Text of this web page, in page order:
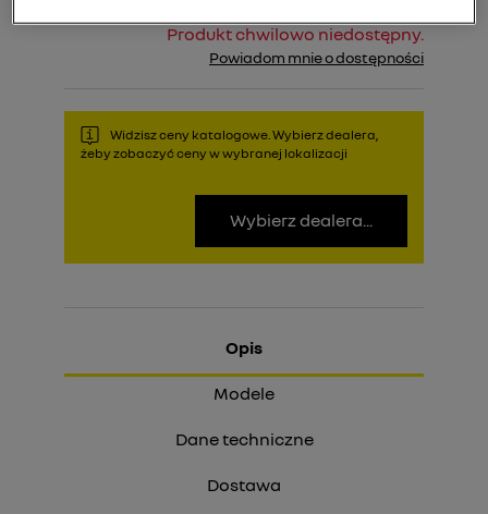
Produkt chwilowo niedostępny.
Powiadom mnie o dostępności
Widzisz ceny katalogowe. Wybierz dealera,
żeby zobaczyć ceny w wybranej lokalizacji
Wybierz dealera...
Opis
Modele
Dane techniczne
Dostawa